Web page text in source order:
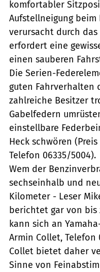
komfortabler
Aufstellneigung beim
verursacht durch
erfordert eine
einen sauberen
Die Serien-
guten Fahrverhalten
zahlreiche Besitzer
Gabelfedern
einstellbare
Heck schwören
Telefon 06335/5004).
Wem der
sechseinhalb und
Kilometer - Leser
berichtet gar von bis
kann sich an
Armin Collet, Telefon
Collet bietet daher
Sinne von